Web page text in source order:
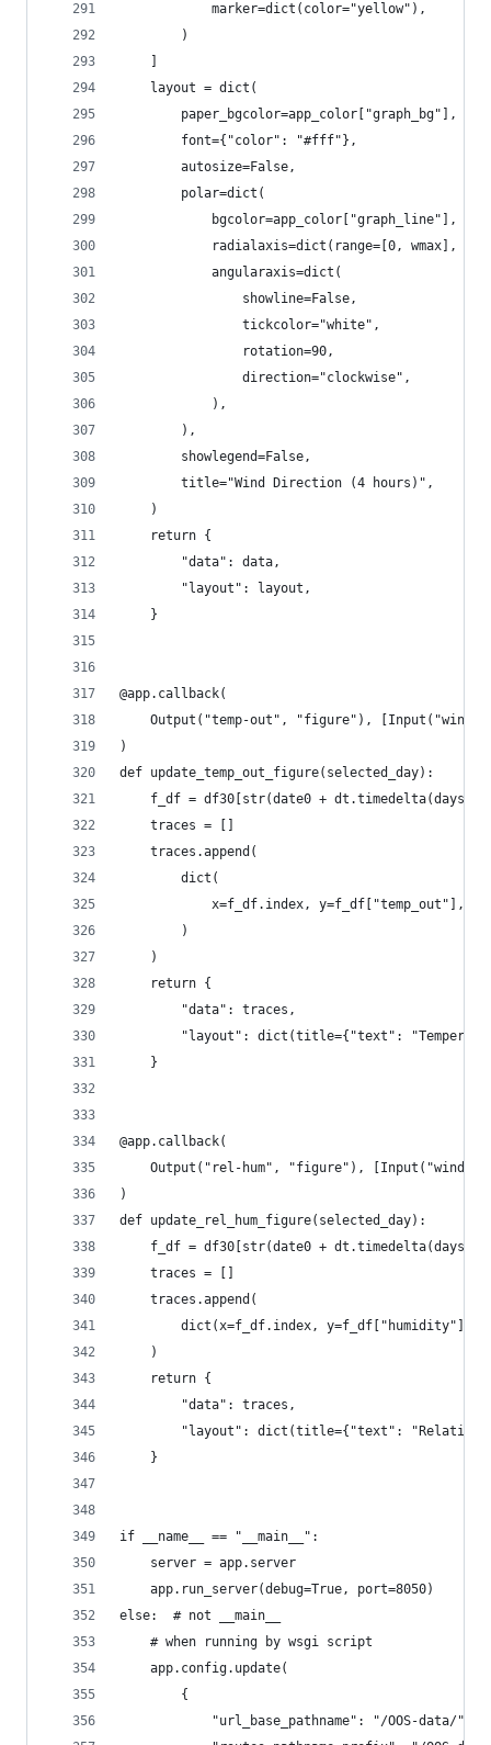
            marker=dict(color="yellow"),
        )
    layout = dict(
        paper_bgcolor=app_color["graph_bg"],
        font={"color": "#fff"},
        autosize=False,
        polar=dict(
            bgcolor=app_color["graph_line"],
radialaxis=dict(range=[0, wmax],
            angularaxis=dict(
                showline=False,
                tickcolor="white",
                rotation=90,
                direction="clockwise",
            ),
        ),
        showlegend=False,
        title="Wind Direction (4 hours)",
    )
    return {
        "data": data,
        "layout": layout,
    }
@app.callback(
Output("temp-out", "figure"), [Input("wind-
)
def update_temp_out_figure(selected_day):
f_df = df30[str(date0 +
    traces = []
    traces.append(
        dict(
x=f_df.index, y=f_df["temp_out"],
        )
    )
    return {
        "data": traces,
"layout": dict(title={"text":
    }
@app.callback(
Output("rel-hum", "figure"), [Input("wind-
)
def update_rel_hum_figure(selected_day):
f_df = df30[str(date0 +
    traces = []
    traces.append(
dict(x=f_df.index, y=f_df["humidity"],
    )
    return {
        "data": traces,
"layout": dict(title={"text": "Relative
    }
if __name__ == "__main__":
    server = app.server
    app.run_server(debug=True, port=8050)
else:  # not __main__
    # when running by wsgi script
    app.config.update(
        {
            "url_base_pathname": "/OOS-data/",